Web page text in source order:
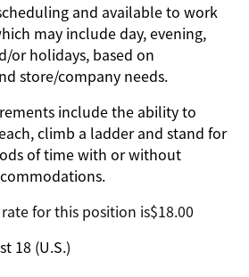
and available to work
may include day, evening,
or holidays, based on
store/company needs.
include the ability to
climb a ladder and stand for
of time with or without
for this position isㅤ$18.00
18 (U.S.)